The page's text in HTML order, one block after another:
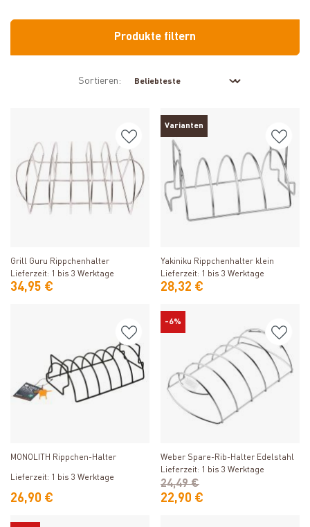
Produkte filtern
Sortieren:
Grill Guru Rippchenhalter
Lieferzeit: 1 bis 3 Werktage
34,95 €
Varianten
Yakiniku Rippchenhalter klein
Lieferzeit: 1 bis 3 Werktage
28,32 €
MONOLITH Rippchen-Halter
Lieferzeit: 1 bis 3 Werktage
26,90 €
-6%
Weber Spare-Rib-Halter Edelstahl
Lieferzeit: 1 bis 3 Werktage
22,90 €
24,49 €